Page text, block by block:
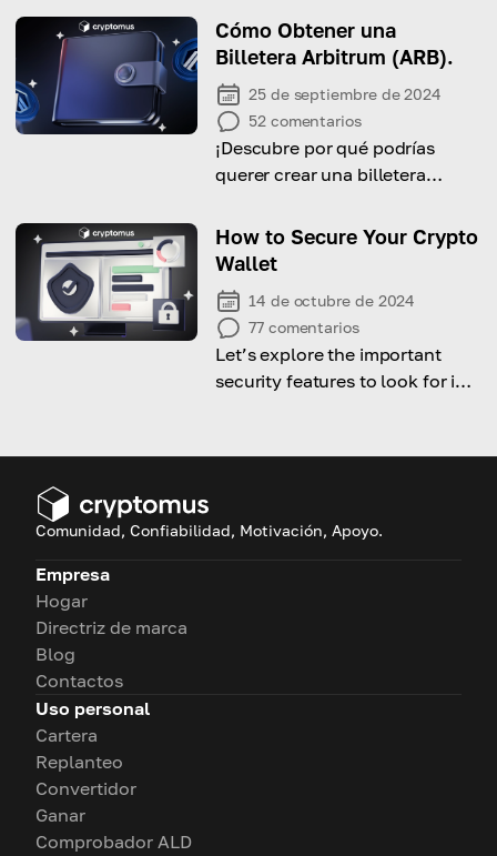
Cómo Obtener una
Billetera Arbitrum (ARB).
25 de septiembre de 2024
52 comentarios
¡Descubre por qué podrías
querer crear una billetera
rápidamente!
How to Secure Your Crypto
Wallet
14 de octubre de 2024
77 comentarios
Let’s explore the important
security features to look for in a
Comunidad, Confiabilidad, Motivación, Apoyo.
Empresa
Hogar
Directriz de marca
Blog
Contactos
Uso personal
Cartera
Replanteo
Convertidor
Ganar
Comprobador ALD